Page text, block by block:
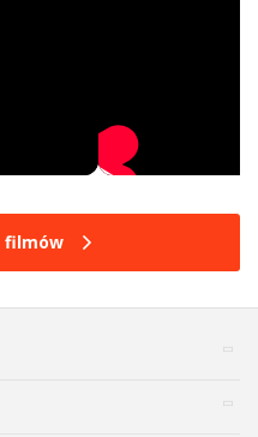
filmów